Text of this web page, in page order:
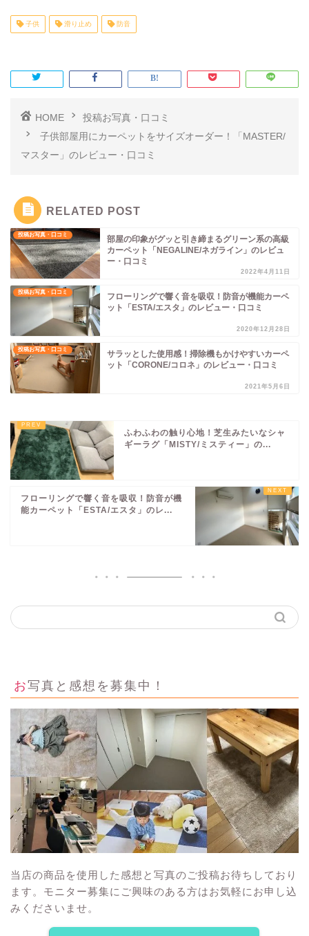
子供 滑り止め 防音
HOME
投稿お写真・口コミ
子供部屋用にカーペットをサイズオーダー！「MASTER/
マスター」のレビュー・口コミ
RELATED POST
投稿お写真・口コミ
部屋の印象がグッと引き締まるグリーン系の高級
カーペット「NEGALINE/ネガライン」のレビュ
ー・口コミ
2022年4月11日
投稿お写真・口コミ
フローリングで響く音を吸収！防音が機能カーペ
ット「ESTA/エスタ」のレビュー・口コミ
2020年12月28日
投稿お写真・口コミ
サラッとした使用感！掃除機もかけやすいカーペ
ット「CORONE/コロネ」のレビュー・口コミ
2021年5月6日
ふわふわの触り心地！芝生みたいなシャ
ギーラグ「MISTY/ミスティー」の...
フローリングで響く音を吸収！防音が機
能カーペット「ESTA/エスタ」のレ...
お写真と感想を募集中！
当店の商品を使用した感想と写真のご投稿お待ちしており
ます。モニター募集にご興味のある方はお気軽にお申し込
みくださいませ。